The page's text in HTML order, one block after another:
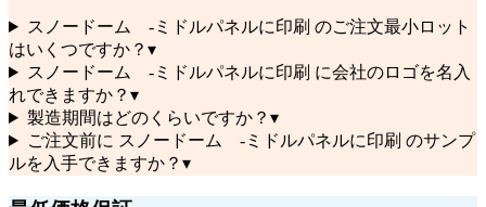
スノードーム -ミドルパネルに印刷 のご注文最小ロット
はいくつですか？ ▾
スノードーム -ミドルパネルに印刷 に会社のロゴを名入
れできますか？ ▾
製造期間はどのくらいですか？ ▾
ご注文前に スノードーム -ミドルパネルに印刷 のサンプ
ルを入手できますか？ ▾